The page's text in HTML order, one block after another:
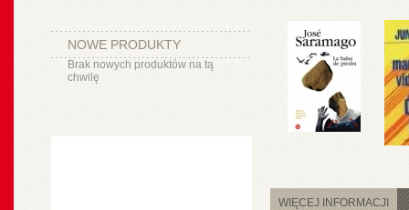
NOWE PRODUKTY
Brak nowych produktów na tą
chwilę
WIĘCEJ INFORMACJI